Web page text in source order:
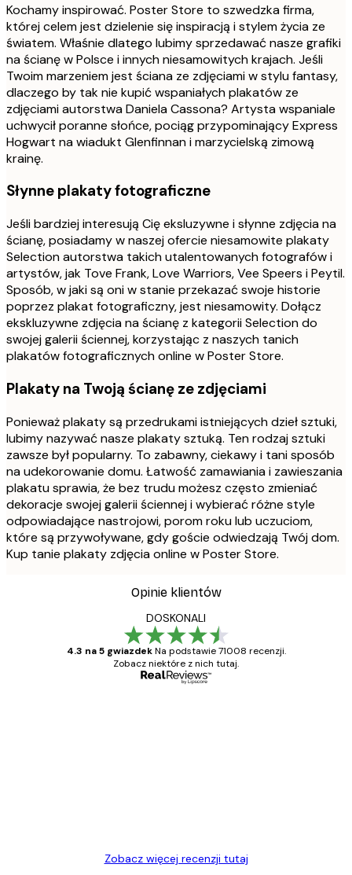
Kochamy inspirować. Poster Store to szwedzka firma,
której celem jest dzielenie się inspiracją i stylem życia ze
światem. Właśnie dlatego lubimy sprzedawać nasze grafiki
na ścianę w Polsce i innych niesamowitych krajach. Jeśli
Twoim marzeniem jest ściana ze zdjęciami w stylu fantasy,
dlaczego by tak nie kupić wspaniałych plakatów ze
zdjęciami autorstwa Daniela Cassona? Artysta wspaniale
uchwycił poranne słońce, pociąg przypominający Express
Hogwart na wiadukt Glenfinnan i marzycielską zimową
krainę.
Słynne plakaty fotograficzne
Jeśli bardziej interesują Cię eksluzywne i słynne zdjęcia na
ścianę, posiadamy w naszej ofercie niesamowite plakaty
Selection autorstwa takich utalentowanych fotografów i
artystów, jak Tove Frank, Love Warriors, Vee Speers i Peytil.
Sposób, w jaki są oni w stanie przekazać swoje historie
poprzez plakat fotograficzny, jest niesamowity. Dołącz
ekskluzywne zdjęcia na ścianę z kategorii Selection do
swojej galerii ściennej, korzystając z naszych tanich
plakatów fotograficznych online w Poster Store.
Plakaty na Twoją ścianę ze zdjęciami
Ponieważ plakaty są przedrukami istniejących dzieł sztuki,
lubimy nazywać nasze plakaty sztuką. Ten rodzaj sztuki
zawsze był popularny. To zabawny, ciekawy i tani sposób
na udekorowanie domu. Łatwość zamawiania i zawieszania
plakatu sprawia, że bez trudu możesz często zmieniać
dekoracje swojej galerii ściennej i wybierać różne style
odpowiadające nastrojowi, porom roku lub uczuciom,
które są przywoływane, gdy goście odwiedzają Twój dom.
Kup tanie plakaty zdjęcia online w Poster Store.
Opinie klientów
DOSKONALI
4.3 na 5 gwiazdek Na podstawie 71008 recenzji.
Zobacz niektóre z nich tutaj.
Zobacz więcej recenzji tutaj